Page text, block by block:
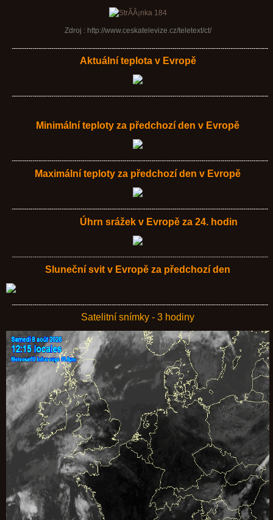
Zdroj : http://www.ceskatelevize.cz/teletext/ct/
Aktuální teplota v Evropě
Minimální teploty za předchozí den v Evropě
Maximální teploty za předchozí den v Evropě
Úhrn srážek v Evropě za 24. hodin
Sluneční svit v Evropě za předchozí den
Satelitní snímky - 3 hodiny